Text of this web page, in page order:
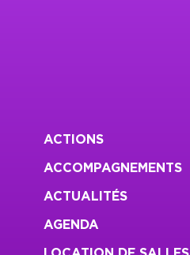
ACTIONS
ACCOMPAGNEMENTS
ACTUALITÉS
AGENDA